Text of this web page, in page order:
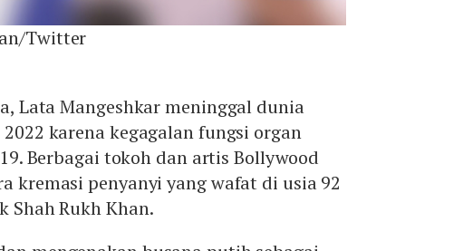
Twitter
Lata Mangeshkar meninggal dunia
karena kegagalan fungsi organ
Berbagai tokoh dan artis Bollywood
kremasi penyanyi yang wafat di usia 92
Shah Rukh Khan.